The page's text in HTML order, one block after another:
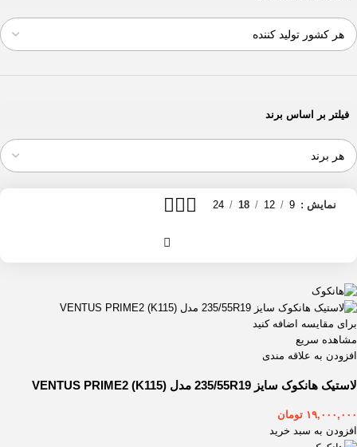
فیلتر بر اساس برند
نمایش 9
12
18
24
برای مقایسه اضافه کنید
مشاهده سریع
افزودن به علاقه مندی
لاستیک هانکوک سایز 235/55R19 مدل VENTUS PRIME2 (K115)
۱۹,۰۰۰,۰۰۰ تومان
افزودن به سبد خرید